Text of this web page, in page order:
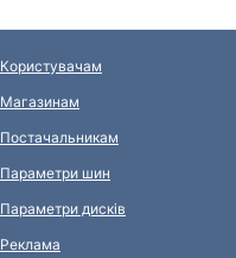
Користувачам
Магазинам
Постачальникам
Параметри шин
Параметри дисків
Реклама